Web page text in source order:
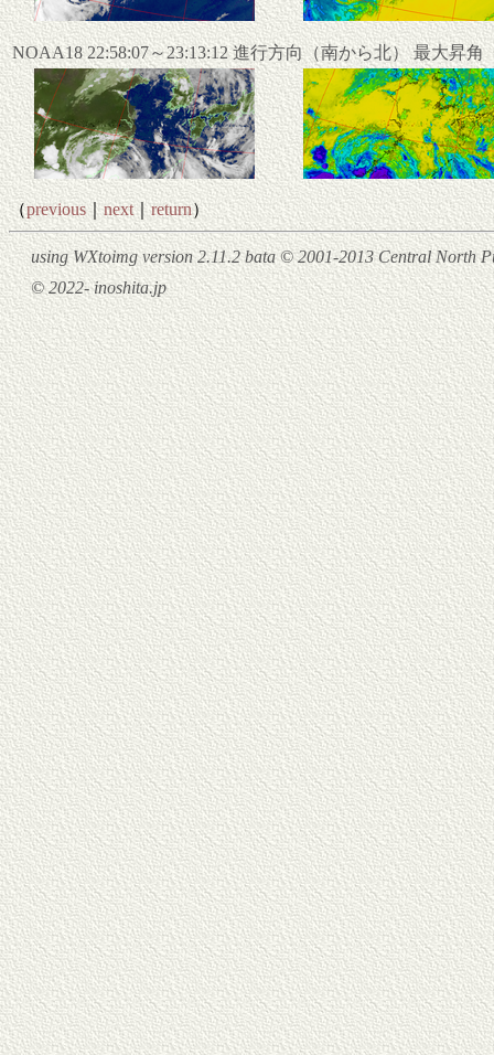
NOAA18 22:58:07～23:13:12 進行方向（南から北） 最大昇角
（previous｜next｜return）
using WXtoimg version 2.11.2 bata © 2001-2013 Central North
© 2022- inoshita.jp